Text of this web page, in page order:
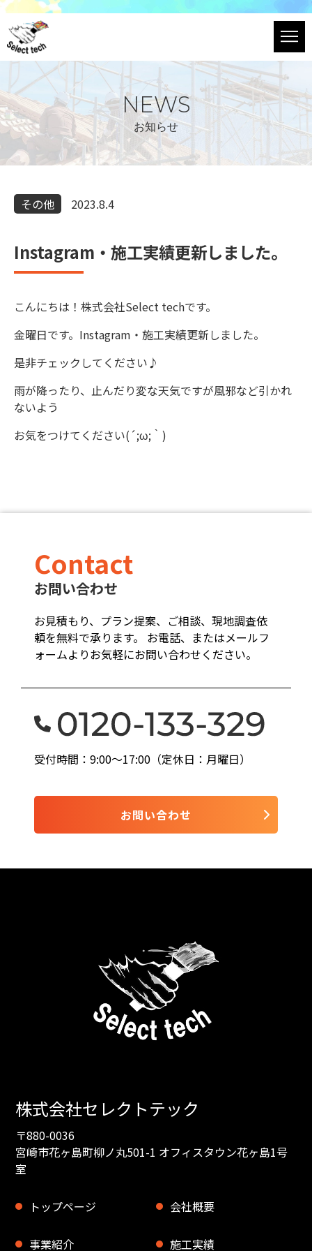
NEWS
お知らせ
その他 2023.8.4
Instagram・施工実績更新しました。
こんにちは！株式会社Select techです。
金曜日です。Instagram・施工実績更新しました。
是非チェックしてください♪
雨が降ったり、止んだり変な天気ですが風邪など引かれ
ないよう
お気をつけてください(´;ω;｀)
Contact
お問い合わせ
お見積もり、プラン提案、ご相談、現地調査依
頼を無料で承ります。 お電話、またはメールフ
ォームよりお気軽にお問い合わせください。
受付時間：9:00〜17:00（定休日：月曜日）
お問い合わせ
株式会社セレクトテック
〒880-0036
宮崎市花ヶ島町柳ノ丸501-1 オフィスタウン花ヶ島1号
室
トップページ 会社概要
事業紹介 施工実績